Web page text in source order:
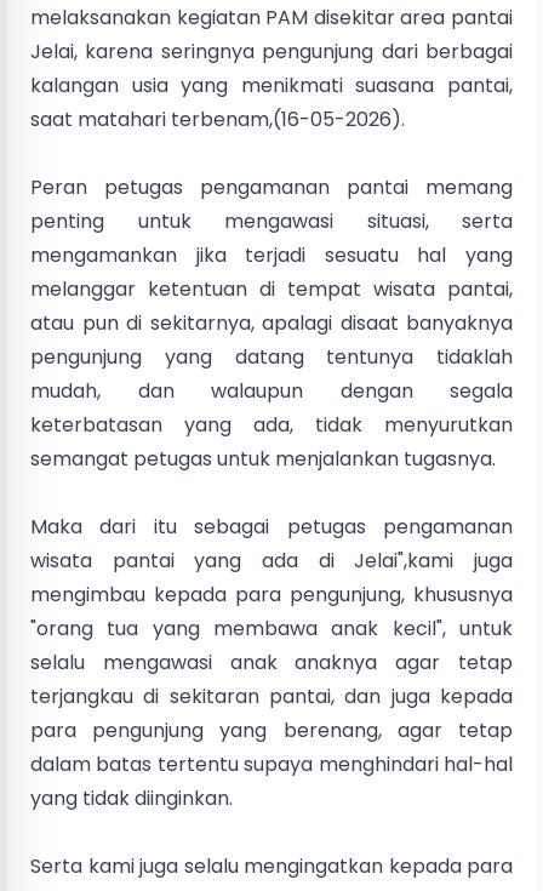
melaksanakan kegiatan PAM disekitar area pantai
Jelai, karena seringnya pengunjung dari berbagai
kalangan usia yang menikmati suasana pantai,
saat matahari terbenam,(16-05-2026).
‎Peran petugas pengamanan pantai memang
penting untuk mengawasi situasi, serta
mengamankan jika terjadi sesuatu hal yang
melanggar ketentuan di tempat wisata pantai,
atau pun di sekitarnya, apalagi disaat banyaknya
pengunjung yang datang tentunya tidaklah
mudah, dan walaupun dengan segala
keterbatasan yang ada, tidak menyurutkan
semangat petugas untuk menjalankan tugasnya.
‎Maka dari itu sebagai petugas pengamanan
wisata pantai yang ada di Jelai",kami juga
mengimbau kepada para pengunjung, khususnya
"orang tua yang membawa anak kecil", untuk
selalu mengawasi anak anaknya agar tetap
terjangkau di sekitaran pantai, dan juga kepada
para pengunjung yang berenang, agar tetap
dalam batas tertentu supaya menghindari hal-hal
yang tidak diinginkan.
‎Serta kami juga selalu mengingatkan kepada para